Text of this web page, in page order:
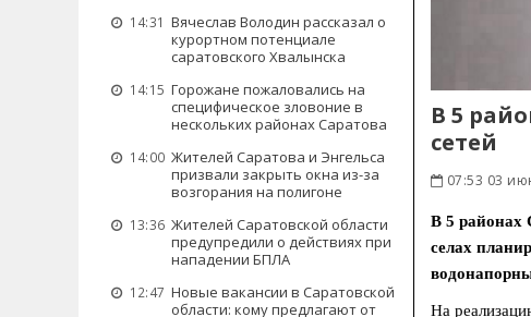
14:31 Вячеслав Володин рассказал о
курортном потенциале
саратовского Хвалынска
14:15 Горожане пожаловались на
специфическое зловоние в
нескольких районах Саратова
14:00 Жителей Саратова и Энгельса
призвали закрыть окна из-за
возгорания на полигоне
13:36 Жителей Саратовской области
предупредили о действиях при
нападении БПЛА
12:47 Новые вакансии в Саратовской
области: кому предлагают от
В 5
сетей
07:53 03
В 5 районах
селах
На